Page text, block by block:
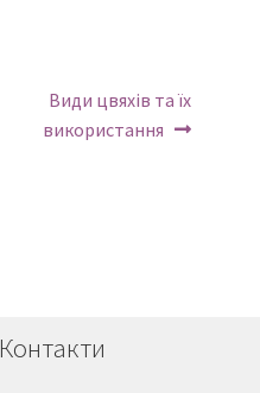
Наступний:
Види цвяхів та їх
використання
Контакти